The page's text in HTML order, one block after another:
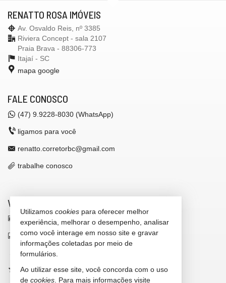
RENATTO ROSA IMÓVEIS
Av. Osvaldo Reis, nº 3385
Riviera Concept - sala 2107
Praia Brava - 88306-773
Itajaí - SC
mapa google
FALE CONOSCO
(47) 9.9228-8030 (WhatsApp)
ligamos para você
renatto.corretorbc@gmail.com
trabalhe conosco
VEJA MAIS
receba nosso newsletter
indicadores financeiros
cadastre seu imóvel
imóveis favoritos
Utilizamos cookies para oferecer melhor
experiência, melhorar o desempenho, analisar
como você interage em nosso site e gravar
informações coletadas por meio de
formulários.
Ao utilizar esse site, você concorda com o uso
de cookies . Para mais informações visite